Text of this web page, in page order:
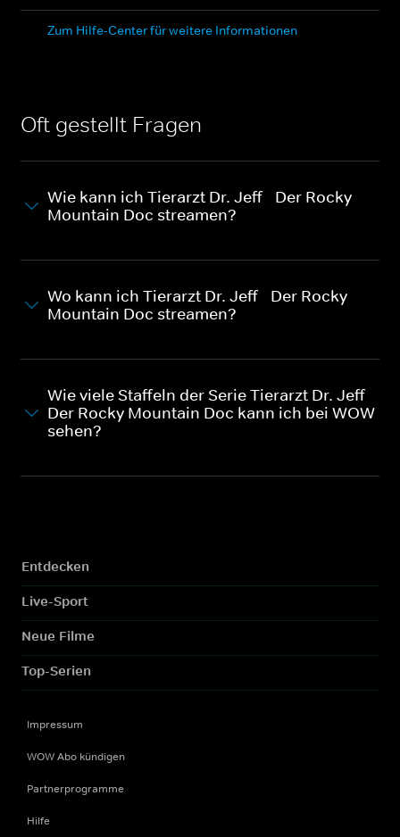
Zum Hilfe-Center für weitere Informationen
Oft gestellt Fragen
Wie kann ich Tierarzt Dr. Jeff - Der Rocky
Mountain Doc streamen?
Wo kann ich Tierarzt Dr. Jeff - Der Rocky
Mountain Doc streamen?
Wie viele Staffeln der Serie Tierarzt Dr. Jeff -
Der Rocky Mountain Doc kann ich bei WOW
sehen?
Entdecken
Live-Sport
Neue Filme
Top-Serien
Impressum
WOW Abo kündigen
Partnerprogramme
Hilfe